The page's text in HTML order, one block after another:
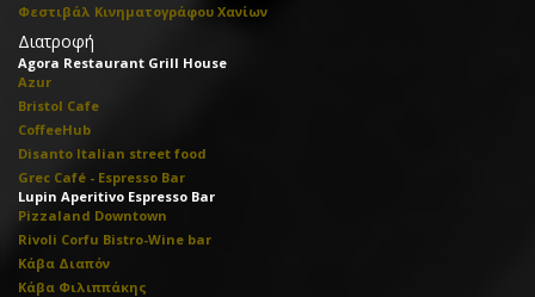
Φεστιβάλ Κινηματογράφου Χανίων
Διατροφή
Agora Restaurant Grill House
Azur
Bristol Cafe
CoffeeHub
Disanto Italian street food
Grec Café - Espresso Bar
Lupin Aperitivo Espresso Bar
Pizzaland Downtown
Rivoli Corfu Bistro-Wine bar
Κάβα Διαπόν
Κάβα Φιλιππάκης